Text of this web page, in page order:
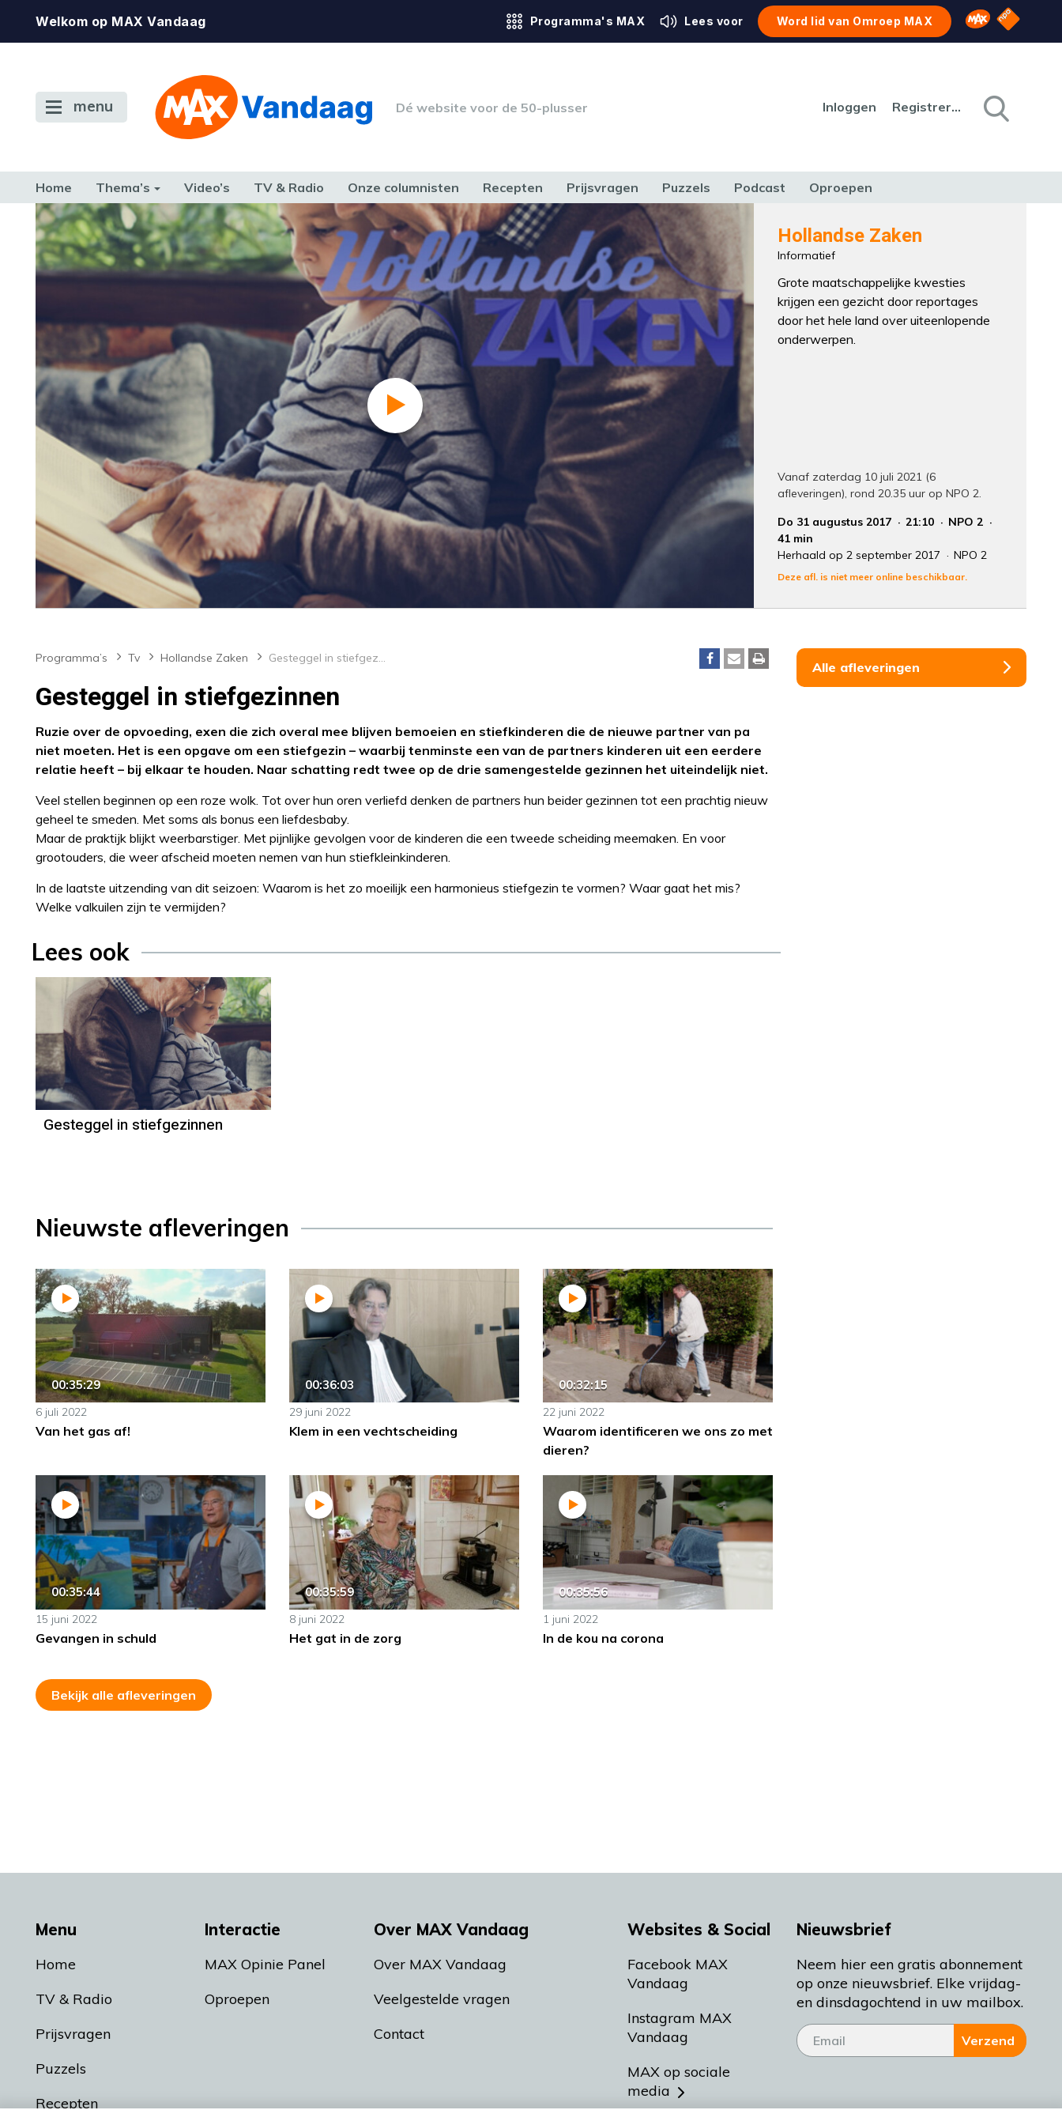
Welkom op MAX Vandaag Programma's MAX Lees voor Word lid van Omroep MAX Omroep MAX
NPO
menu Dé website voor de 50-plusser Inloggen Registreren
Home Thema’s Video’s TV & Radio Onze columnisten Recepten Prijsvragen Puzzels Podcast Oproepen
CONSUMENT ETEN & DRINKEN FAMILIE & RELATIE GELD, WERK & RECHT GEZONDHEID & SPORT HUIS, TUIN & HOBBY MEDIA & CULTUUR
TERUG NAAR TOEN Hollandse Zaken
Informatief
Grote maatschappelijke kwesties
krijgen een gezicht door reportages
door het hele land over uiteenlopende
onderwerpen.
Vanaf zaterdag 10 juli 2021 (6
afleveringen), rond 20.35 uur op NPO 2.
Do 31 augustus 2017
21:10
NPO 2
41 min
Herhaald op 2 september 2017
NPO 2
Deze afl. is niet meer online beschikbaar.
Programma’s Tv Hollandse Zaken Gesteggel in stiefgezinnen
Gesteggel in stiefgezinnen
Ruzie over de opvoeding, exen die zich overal mee blijven bemoeien en stiefkinderen die de nieuwe partner van pa
niet moeten. Het is een opgave om een stiefgezin – waarbij tenminste een van de partners kinderen uit een eerdere
relatie heeft – bij elkaar te houden. Naar schatting redt twee op de drie samengestelde gezinnen het uiteindelijk niet.
Veel stellen beginnen op een roze wolk. Tot over hun oren verliefd denken de partners hun beider gezinnen tot een prachtig nieuw
geheel te smeden. Met soms als bonus een liefdesbaby.
Maar de praktijk blijkt weerbarstiger. Met pijnlijke gevolgen voor de kinderen die een tweede scheiding meemaken. En voor
grootouders, die weer afscheid moeten nemen van hun stiefkleinkinderen.
In de laatste uitzending van dit seizoen: Waarom is het zo moeilijk een harmonieus stiefgezin te vormen? Waar gaat het mis?
Welke valkuilen zijn te vermijden?
Lees ook
Gesteggel in stiefgezinnen
Nieuwste afleveringen
00:35:29
6 juli 2022
Van het gas af!
00:36:03
29 juni 2022
Klem in een vechtscheiding
00:32:15
22 juni 2022
Waarom identificeren we ons zo met
dieren?
00:35:44
15 juni 2022
Gevangen in schuld
00:35:59
8 juni 2022
Het gat in de zorg
00:35:56
1 juni 2022
In de kou na corona
Bekijk alle afleveringen
Alle afleveringen
Menu
Home
TV & Radio
Prijsvragen
Puzzels
Recepten
Interactie
MAX Opinie Panel
Oproepen
Over MAX Vandaag
Over MAX Vandaag
Veelgestelde vragen
Contact
Websites & Social
Facebook MAX
Vandaag
Instagram MAX
Vandaag
MAX op sociale
media
Nieuwsbrief
Neem hier een gratis abonnement
op onze nieuwsbrief. Elke vrijdag-
en dinsdagochtend in uw mailbox.
Verzend